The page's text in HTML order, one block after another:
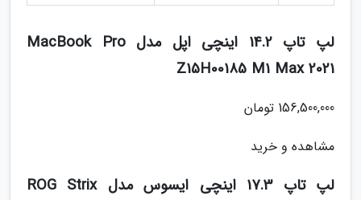
لپ تاپ 14.2 اینچی اپل مدل MacBook Pro
Z15H00185 M1 Max 2021
156,500,000 تومان
مشاهده و خرید
لپ تاپ 17.3 اینچی ایسوس مدل ROG Strix